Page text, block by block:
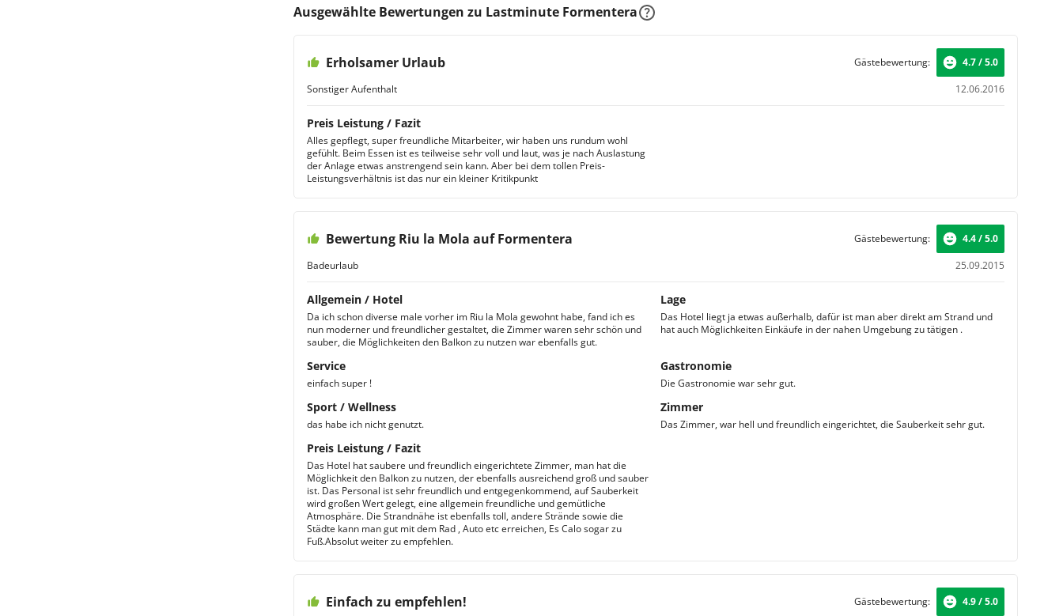
Ausgewählte Bewertungen zu Lastminute Formentera
Erholsamer Urlaub
Sonstiger Aufenthalt 12.06.2016
Gästebewertung: 4.7 / 5.0
Preis Leistung / Fazit
Alles gepflegt, super freundliche Mitarbeiter, wir haben uns rundum wohl
gefühlt. Beim Essen ist es teilweise sehr voll und laut, was je nach Auslastung
der Anlage etwas anstrengend sein kann. Aber bei dem tollen Preis-
Leistungsverhältnis ist das nur ein kleiner Kritikpunkt
Bewertung Riu la Mola auf Formentera
Badeurlaub 25.09.2015
Gästebewertung: 4.4 / 5.0
Allgemein / Hotel
Da ich schon diverse male vorher im Riu la Mola gewohnt habe, fand ich es
nun moderner und freundlicher gestaltet, die Zimmer waren sehr schön und
sauber, die Möglichkeiten den Balkon zu nutzen war ebenfalls gut.
Lage
Das Hotel liegt ja etwas außerhalb, dafür ist man aber direkt am Strand und
hat auch Möglichkeiten Einkäufe in der nahen Umgebung zu tätigen .
Service
einfach super !
Gastronomie
Die Gastronomie war sehr gut.
Sport / Wellness
das habe ich nicht genutzt.
Zimmer
Das Zimmer, war hell und freundlich eingerichtet, die Sauberkeit sehr gut.
Preis Leistung / Fazit
Das Hotel hat saubere und freundlich eingerichtete Zimmer, man hat die
Möglichkeit den Balkon zu nutzen, der ebenfalls ausreichend groß und sauber
ist. Das Personal ist sehr freundlich und entgegenkommend, auf Sauberkeit
wird großen Wert gelegt, eine allgemein freundliche und gemütliche
Atmosphäre. Die Strandnähe ist ebenfalls toll, andere Strände sowie die
Städte kann man gut mit dem Rad , Auto etc erreichen, Es Calo sogar zu
Fuß.Absolut weiter zu empfehlen.
Einfach zu empfehlen! Gästebewertung: 4.9 / 5.0